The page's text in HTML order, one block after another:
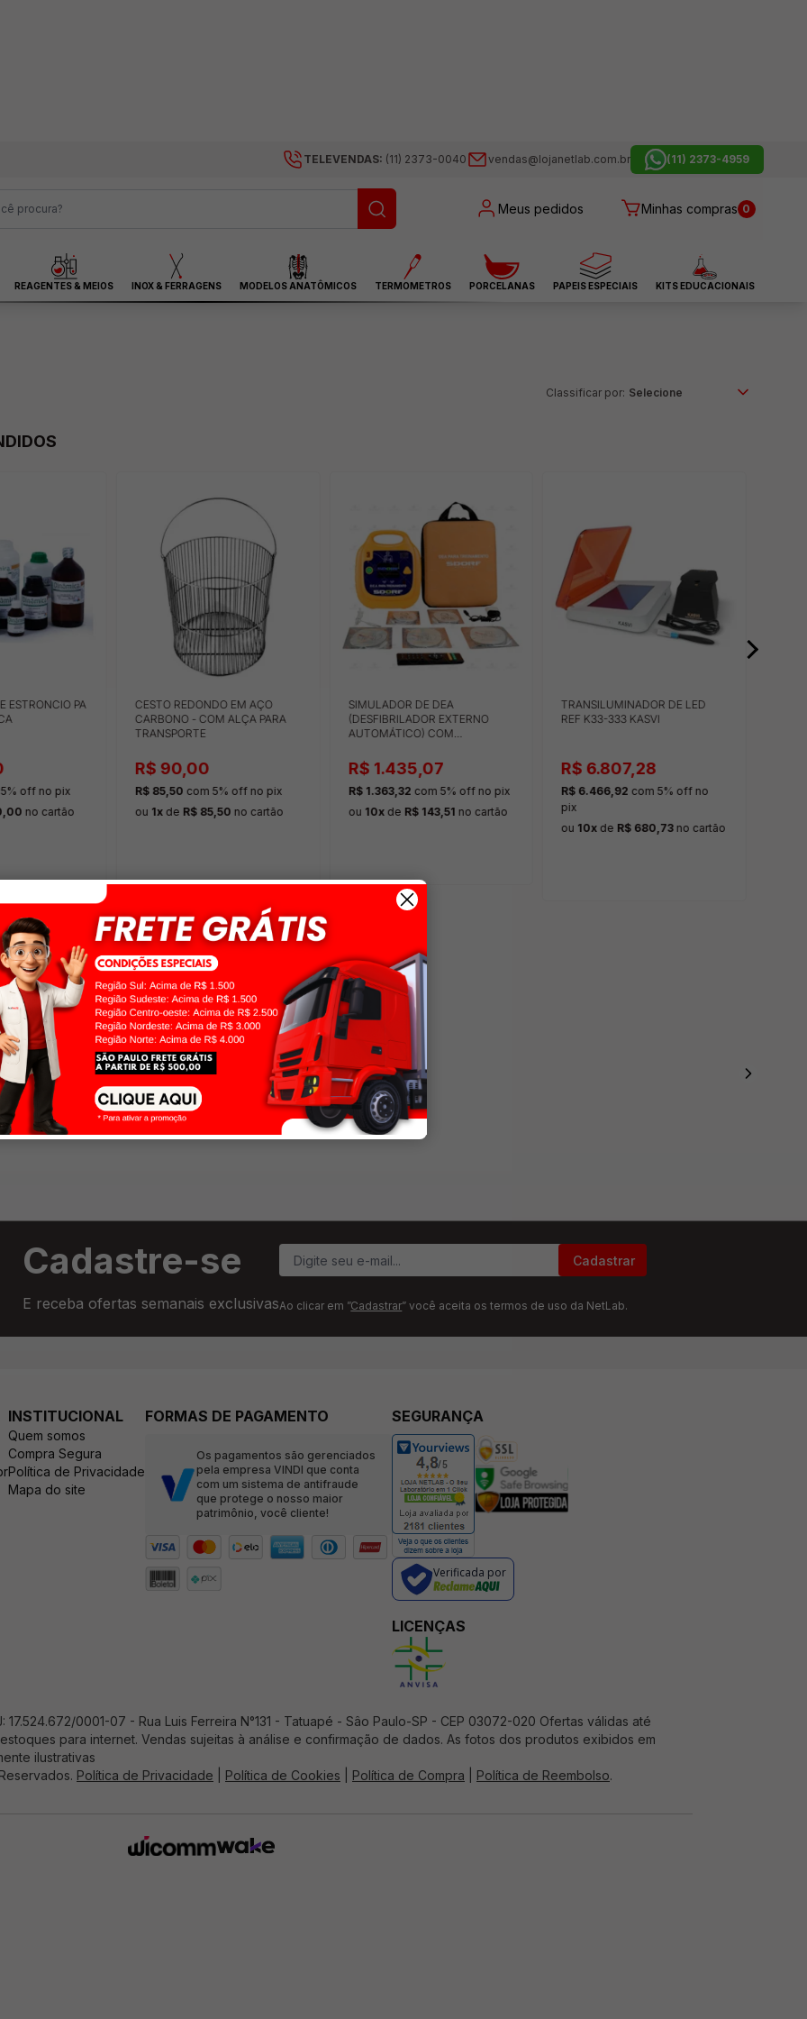
TELEVENDAS: (11) 2373-0040 vendas@lojanetlab.com.br (11) 2373-4959
Meus pedidos Minhas compras 0
REAGENTES & MEIOS INOX & FERRAGENS MODELOS ANATÔMICOS TERMOMETROS PORCELANAS PAPEIS ESPECIAIS KITS EDUCACIONAIS
Classificar por:
ESTRONCIO PA
offno pix
no cartão
CESTO REDONDO EM AÇO
CARBONO - COM ALÇA PARA
TRANSPORTE
R$ 90,00
R$ 85,50 com 5% offno pix
ou 1xde R$ 85,50 no cartão
SIMULADOR DE DEA
(DESFIBRILADOR EXTERNO
AUTOMÁTICO) COM
R$ 1.435,07
R$ 1.363,32 com 5% offno pix
ou 10xde R$ 143,51 no cartão
TRANSILUMINADOR DE LED
REF K33-333 KASVI
R$ 6.807,28
R$ 6.466,92 com 5% off no
pix
ou 10x de R$ 680,73 no cartão
SIGA-NOS
@lojanetlab
Cadastre-se
E receba ofertas semanais exclusivas
Cadastrar
Ao clicar em ”Cadastrar” você aceita os termos de uso da NetLab.
INSTITUCIONAL
Quem somos
Compra Segura
Política de Privacidade
Mapa do site
FORMAS DE PAGAMENTO
Os pagamentos são gerenciados
pela empresa VINDI que conta
com um sistema de antifraude
que protege o nosso maior
patrimônio, você cliente!
SEGURANÇA
Verificada por
LICENÇAS
17.524.672/0001-07 - Rua Luis Ferreira N°131 - Tatuapé - Sâo Paulo-SP - CEP 03072-020 Ofertas válidas até
para internet. Vendas sujeitas à análise e confirmação de dados. As fotos dos produtos exibidos em
ilustrativas
Política de Privacidade Política de Cookies Política de Compra Política de Reembolso.